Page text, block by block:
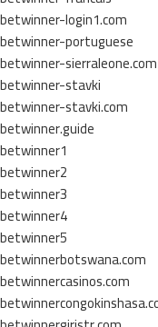
betwinner-login1.com
betwinner-portuguese
betwinner-sierraleone.com
betwinner-stavki
betwinner-stavki.com
betwinner.guide
betwinner1
betwinner2
betwinner3
betwinner4
betwinner5
betwinnerbotswana.com
betwinnercasinos.com